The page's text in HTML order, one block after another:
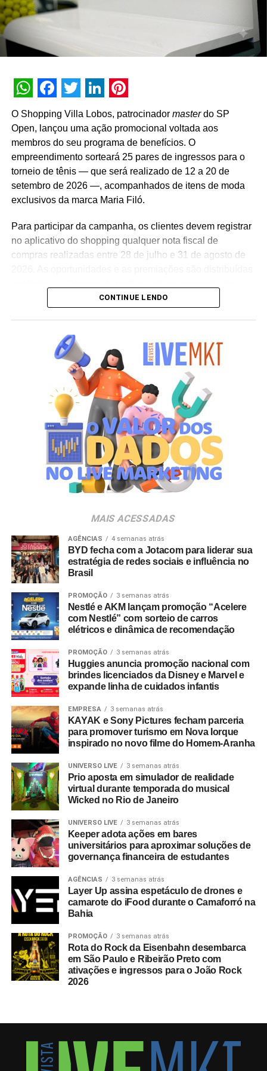
A promoção abrange todas as linhas de produtos da
marca em todo o território nacional. Para concorrer aos
comprovantes fiscais pelo site oficial ou via WhatsApp.
reveladas no momento do cadastro do produto, além da
distribuição de R$ 10 mil toda semana e o sorteio final de
fosse muito mais do que um incentivo de compra. Ela
precisava reforçar os atributos da marca, gerar conversa e
manter o Café Evolutto presente na rotina das pessoas. A
combinação entre mecânica simples, premiações
atrativas, comunicação integrada e a chegada do Edu
Guedes nos permite manter a marca presente na rotina
do consumidor durante todo o período da campanha”,
Cooxupé.
WhatsApp
Facebook
Twitter
LinkedIn
Pinterest
O Shopping Villa Lobos, patrocinador masterdo SP
Open, lançou uma ação promocional voltada aos
membros do seu programa de benefícios. O
empreendimento sorteará 25 pares de ingressos para o
torneio de tênis — que será realizado de 12 a 20 de
setembro de 2026 —, acompanhados de itens de moda
exclusivos da marca Maria Filó.
Para participar da campanha, os clientes devem registrar
no aplicativo do shopping qualquer nota fiscal de
compras realizadas entre 28 de julho e 31 de agosto de
de setembro de 2026. Após a divulgação do resultado
oficial, os vencedores terão até o dia 16 de setembro para
realizar a retirada presencial dos ingressos e brindes no
espaço Villa Atende, localizado no piso G1 do shopping.
“O SP Open é um torneio muito relevante para a cidade e
para essa região. Como estamos no evento de forma tão
profunda, nada mais justo do que proporcionar essa
experiência para alguns dos nossos clientes fiéis”,
destaca Aline Ivanov, gerente de marketing do Shopping
Villa Lobos.
Para ingressar no programa e participar do sorteio, os
Shopping Villa Lobos, efetuar o cadastro e enviar
comprovantes fiscais de qualquer valor. O regulamento
completo está disponível no site do empreendimento.
CONTINUE LENDO
MAIS ACESSADAS
AGÊNCIAS 4 semanas atrás
BYD fecha com a Jotacom para liderar sua
estratégia de redes sociais e influência no
Brasil
PROMOÇÃO 3 semanas atrás
Nestlé e AKM lançam promoção “Acelere
com Nestlé” com sorteio de carros
elétricos e dinâmica de recomendação
PROMOÇÃO 3 semanas atrás
Huggies anuncia promoção nacional com
brindes licenciados da Disney e Marvel e
expande linha de cuidados infantis
EMPRESA 3 semanas atrás
KAYAK e Sony Pictures fecham parceria
para promover turismo em Nova Iorque
inspirado no novo filme do Homem-Aranha
UNIVERSO LIVE 3 semanas atrás
Prio aposta em simulador de realidade
virtual durante temporada do musical
Wicked no Rio de Janeiro
UNIVERSO LIVE 3 semanas atrás
Keeper adota ações em bares
universitários para aproximar soluções de
governança financeira de estudantes
AGÊNCIAS 3 semanas atrás
Layer Up assina espetáculo de drones e
camarote do iFood durante o Camaforró na
Bahia
PROMOÇÃO 3 semanas atrás
Rota do Rock da Eisenbahn desembarca
em São Paulo e Ribeirão Preto com
ativações e ingressos para o João Rock
2026